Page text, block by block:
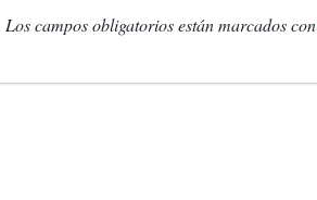
Los campos obligatorios están marcados con